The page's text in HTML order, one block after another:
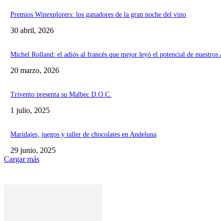
Premios Winexplorers: los ganadores de la gran noche del vino
30 abril, 2026
Michel Rolland: el adiós al francés que mejor leyó el potencial de nuestros
20 marzo, 2026
Trivento presenta su Malbec D.O.C.
1 julio, 2025
Maridajes, juegos y taller de chocolates en Andeluna
29 junio, 2025
Cargar más